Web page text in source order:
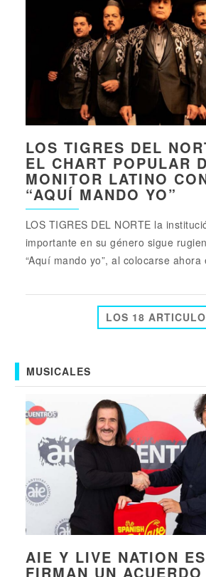
LOS TIGRES DEL
EL CHART POPULAR
MONITOR LATINO
“AQUÍ MANDO YO”
LOS TIGRES DEL NORTE la
importante en su género sigue
“Aquí mando yo”, al colocarse ahora
LOS 18
MUSICALES
AIE Y LIVE NATION
FIRMAN UN ACUERDO